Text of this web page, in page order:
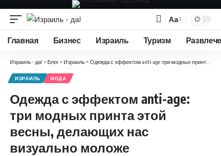
Изменение
размера
Аа
Главная Бизнес Израиль Туризм
Израиль - да! > Блог > Израиль > Одежда с эффектом anti-age: три модных принта этой весны, делающих нас визуально моложе
ИЗРАИЛЬ МОДА
Одежда с эффектом anti-age:
три модных принта этой
весны, делающих нас
визуально моложе